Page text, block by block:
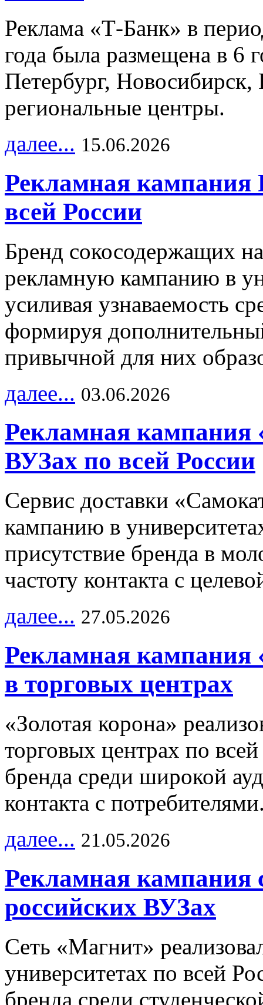
Реклама «Т-Банк» в
года была размещена в 6
Петербург,
региональные центры.
далее... 15.06.2026
Рекламная
всей России
Бренд сокосодержащих
рекламную кампанию в
усиливая узнаваемость
формируя
привычной для них
далее... 03.06.2026
Рекламная кампания
ВУЗах по всей России
Сервис доставки
кампанию в
присутствие бренда в
частоту контакта с
далее... 27.05.2026
Рекламная кампания
в торговых центрах
«Золотая корона»
торговых центрах по
бренда среди широкой
контакта с
далее... 21.05.2026
Рекламная кампания
российских ВУЗах
Сеть «Магнит»
университетах по всей
бренда среди